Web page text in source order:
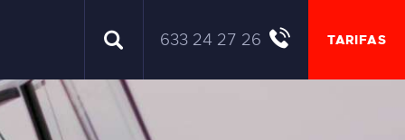
633 24 27 26 TARIFAS